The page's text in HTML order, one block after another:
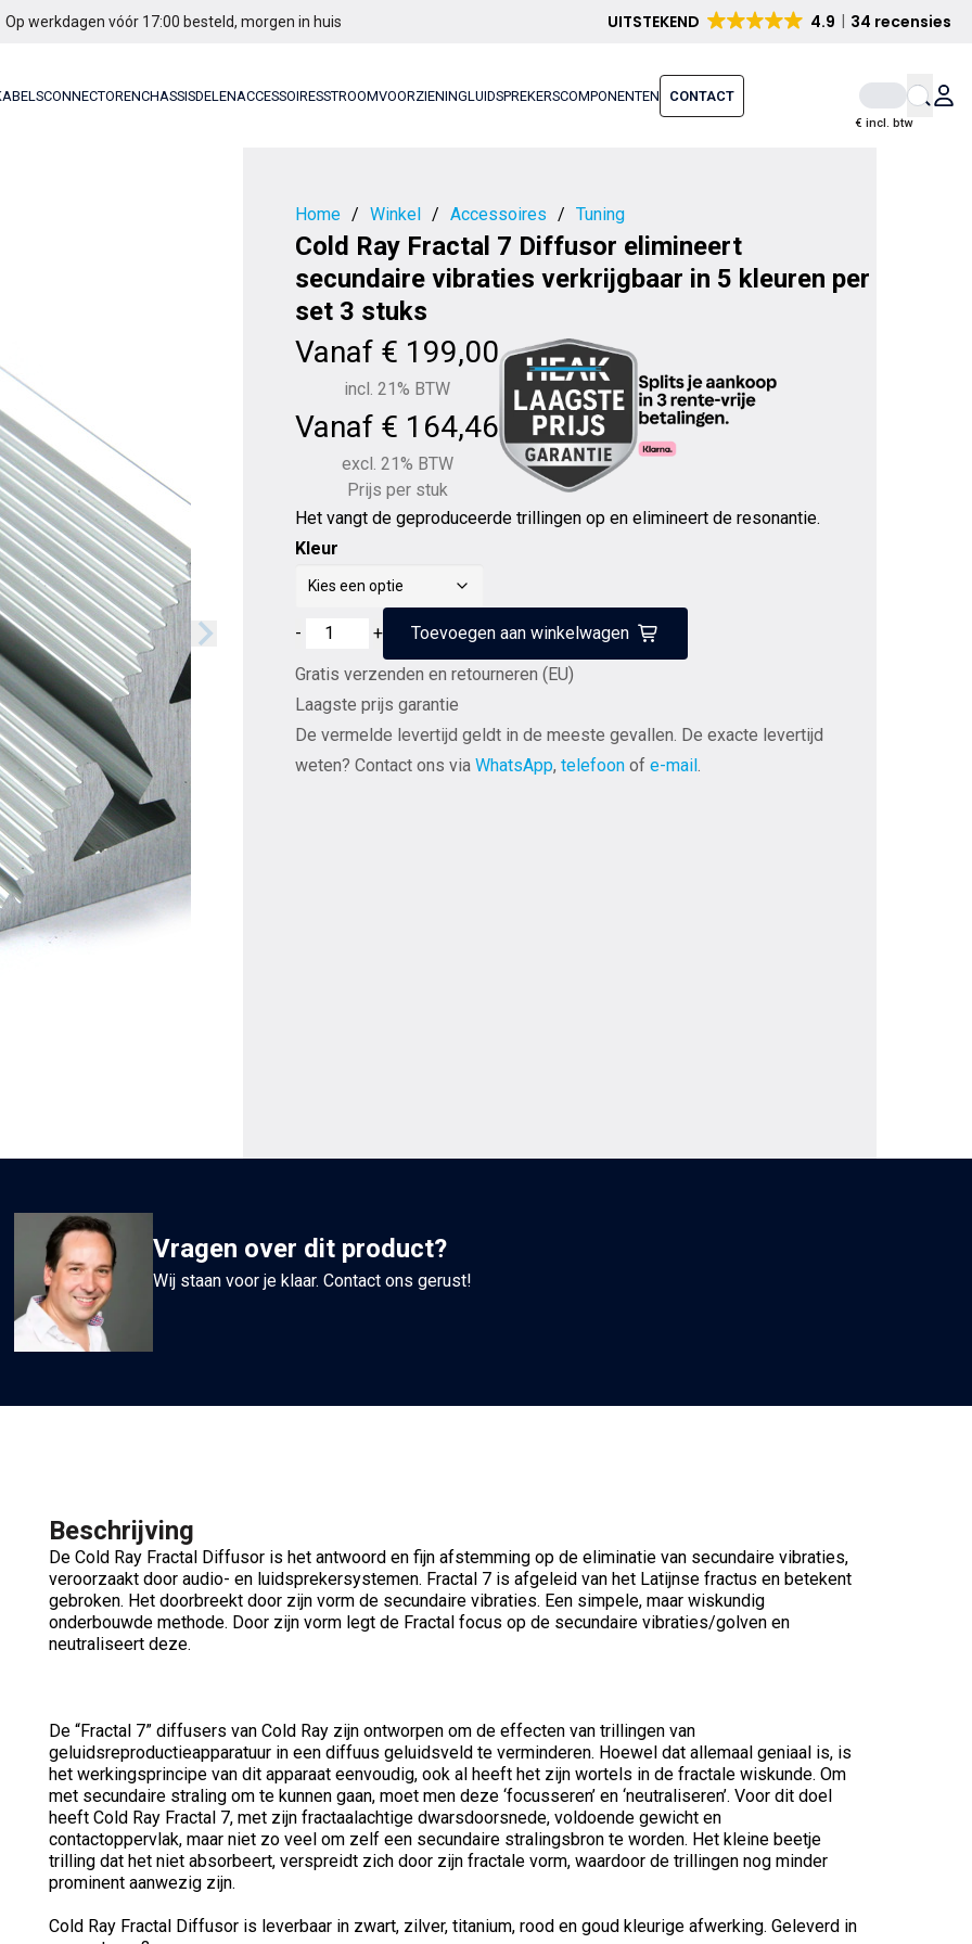
Op werkdagen vóór 17:00 besteld, morgen in huis UITSTEKEND 4.9 34 recensies
CONNECTORENCHASSISDELENACCESSOIRESSTROOMVOORZIENINGLUIDSPREKERSCOMPONENTEN CONTACT
€ incl. btw
Home / Winkel / Accessoires / Tuning
Cold Ray Fractal 7 Diffusor elimineert
secundaire vibraties verkrijgbaar in 5 kleuren per
set 3 stuks
Vanaf € 199,00
incl. 21% BTW
Vanaf € 164,46
excl. 21% BTW
Prijs per stuk
Het vangt de geproduceerde trillingen op en elimineert de resonantie.
Kleur
Cold
Ray
Fractal
7
Diffusor
- +
Toevoegen aan winkelwagen
Gratis verzenden en retourneren (EU)
Laagste prijs garantie
De vermelde levertijd geldt in de meeste gevallen. De exacte levertijd
weten? Contact ons via WhatsApp, telefoon of e-mail.
Vragen over dit product?
Wij staan voor je klaar. Contact ons gerust!
Beschrijving
De Cold Ray Fractal Diffusor is het antwoord en fijn afstemming op de eliminatie van secundaire vibraties,
veroorzaakt door audio- en luidsprekersystemen. Fractal 7 is afgeleid van het Latijnse fractus en betekent
gebroken. Het doorbreekt door zijn vorm de secundaire vibraties. Een simpele, maar wiskundig
onderbouwde methode. Door zijn vorm legt de Fractal focus op de secundaire vibraties/golven en
neutraliseert deze.
De “Fractal 7” diffusers van Cold Ray zijn ontworpen om de effecten van trillingen van
geluidsreproductieapparatuur in een diffuus geluidsveld te verminderen. Hoewel dat allemaal geniaal is, is
het werkingsprincipe van dit apparaat eenvoudig, ook al heeft het zijn wortels in de fractale wiskunde. Om
met secundaire straling om te kunnen gaan, moet men deze ‘focusseren’ en ‘neutraliseren’. Voor dit doel
heeft Cold Ray Fractal 7, met zijn fractaalachtige dwarsdoorsnede, voldoende gewicht en
contactoppervlak, maar niet zo veel om zelf een secundaire stralingsbron te worden. Het kleine beetje
trilling dat het niet absorbeert, verspreidt zich door zijn fractale vorm, waardoor de trillingen nog minder
prominent aanwezig zijn.
Cold Ray Fractal Diffusor is leverbaar in zwart, zilver, titanium, rood en goud kleurige afwerking. Geleverd in